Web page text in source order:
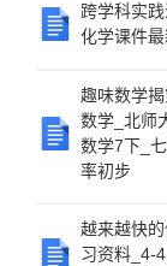
跨学科实
化学课件
趣味数学揭
数学_北师
数学7下_
率初步
越来越快
习资料_4-